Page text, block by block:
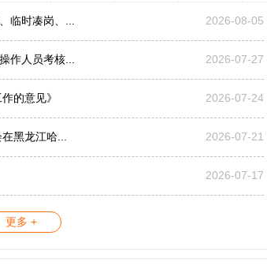
临时凑岗、... 2026-08-05
作人员考核... 2026-07-27
的意见》 2026-07-24
黑龙江哈... 2026-07-21
2026-07-17
更多 +